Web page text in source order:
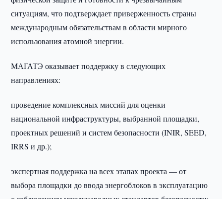
ситуациям, что подтверждает приверженность страны
международным обязательствам в области мирного
использования атомной энергии.
МАГАТЭ оказывает поддержку в следующих
направлениях:
проведение комплексных миссий для оценки
национальной инфраструктуры, выбранной площадки,
проектных решений и систем безопасности (INIR, SEED,
IRRS и др.);
экспертная поддержка на всех этапах проекта — от
выбора площадки до ввода энергоблоков в эксплуатацию